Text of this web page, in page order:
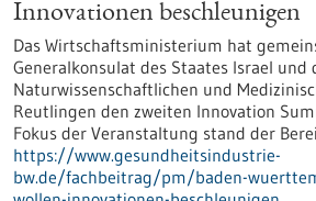
Innovationen beschleunigen
Das Wirtschaftsministerium hat
Generalkonsulat des Staates Israel und
Naturwissenschaftlichen und
Reutlingen den zweiten Innovation
Fokus der Veranstaltung stand der
https://www.gesundheitsindustrie-
bw.de/fachbeitrag/pm/baden-